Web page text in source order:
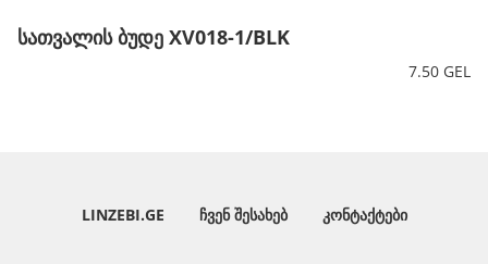
სათვალის ბუდე XV018-1/BLK
7.50 GEL
LINZEBI.GE ᲩᲕᲔᲜ ᲨᲔᲡᲐᲮᲔᲑ ᲙᲝᲜᲢᲐᲥᲢᲔᲑᲘ